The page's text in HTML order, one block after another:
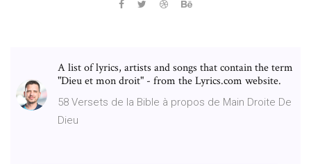
A list of lyrics, artists and songs that contain the term
"Dieu et mon droit" - from the Lyrics.com website.
58 Versets de la Bible à propos de Main Droite De
Dieu